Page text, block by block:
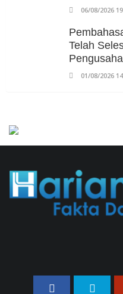
06/08/2026
Telah
01/08/2026
Ditolak,
Rugi Rp
06/08/2026
04/08/2026